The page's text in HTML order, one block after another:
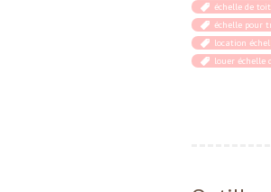
échelle de
échelle pour
location
louer échelle